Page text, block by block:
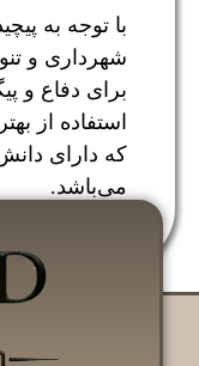
با توجه به
شهرداری و
برای دفاع و
استفاده از
که دارای دانش
می‌باشد.